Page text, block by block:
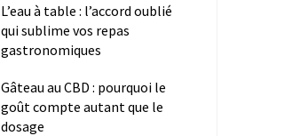
L’eau à table : l’accord oublié
qui sublime vos repas
gastronomiques
Gâteau au CBD : pourquoi le
goût compte autant que le
dosage